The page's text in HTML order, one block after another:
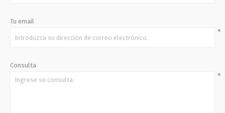
Tu email
*
Consulta
*